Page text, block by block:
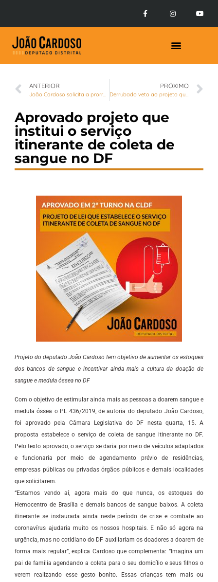
ANTERIOR PRÓXIMO
Derrubado veto ao projeto que obriga postos de gasolina do DF a oferecerem EPIs para frentistas
Aprovado projeto que
institui o serviço
itinerante de coleta de
sangue no DF
Projeto do deputado João Cardoso tem objetivo de aumentar os estoques
dos bancos de sangue e incentivar ainda mais a cultura da doação de
sangue e medula óssea no DF
Com o objetivo de estimular ainda mais as pessoas a doarem sangue e
medula óssea o PL 436/2019, de autoria do deputado João Cardoso,
foi aprovado pela Câmara Legislativa do DF nesta quarta, 15. A
proposta estabelece o serviço de coleta de sangue itinerante no DF.
Pelo texto aprovado, o serviço se daria por meio de veículos adaptados
e funcionaria por meio de agendamento prévio de residências,
empresas públicas ou privadas órgãos públicos e demais localidades
que solicitarem.
“Estamos vendo aí, agora mais do que nunca, os estoques do
Hemocentro de Brasília e demais bancos de sangue baixos. A coleta
itinerante se instaurada ainda neste período de crise e combate ao
coronavírus ajudaria muito os nossos hospitais. E não só agora na
urgência, mas no cotidiano do DF auxiliariam os doadores a doarem de
forma mais regular”, explica Cardoso que complementa: “Imagina um
pai de família agendando a coleta para o seu domicílio e seus filhos o
verem realizando esse gesto bonito. Essas crianças tem mais ou